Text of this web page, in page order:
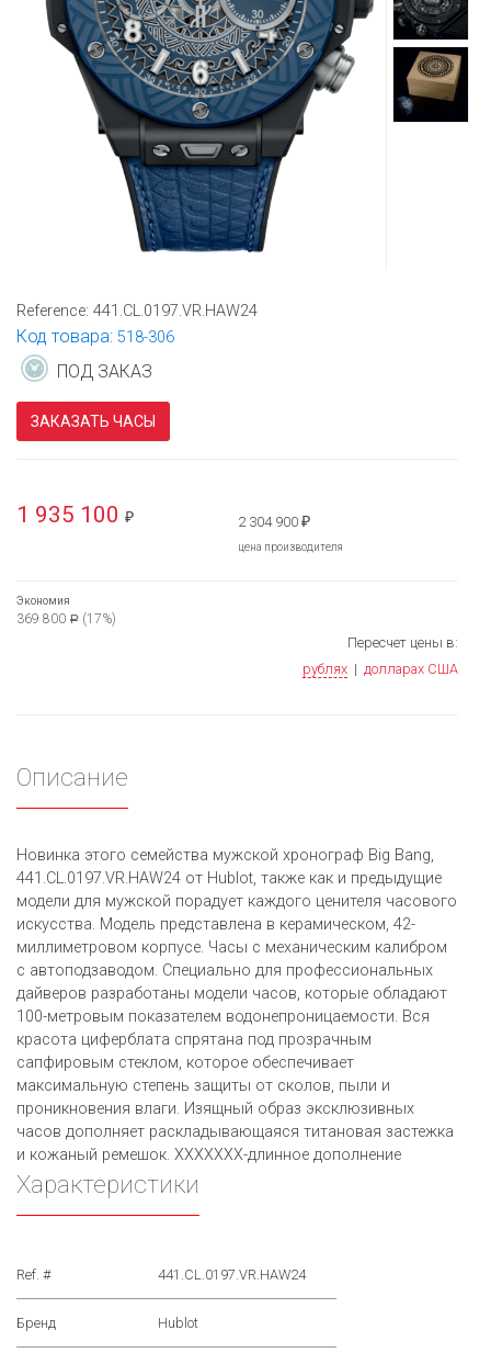
Reference: 441.CL.0197.VR.HAW24
Код товара: 518-306
ПОД ЗАКАЗ
ЗАКАЗАТЬ ЧАСЫ
1 935 100 ₽ 2 304 900 ₽
цена производителя
Экономия
369 800 Р (17%)
Пересчет цены в:
рублях | долларах США
Описание
Новинка этого семейства мужской хронограф Big Bang,
441.CL.0197.VR.HAW24 от Hublot, также как и предыдущие
модели для мужской порадует каждого ценителя часового
искусства. Модель представлена в керамическом, 42-
миллиметровом корпусе. Часы с механическим калибром
с автоподзаводом. Специально для профессиональных
дайверов разработаны модели часов, которые обладают
100-метровым показателем водонепроницаемости. Вся
красота циферблата спрятана под прозрачным
сапфировым стеклом, которое обеспечивает
максимальную степень защиты от сколов, пыли и
проникновения влаги. Изящный образ эксклюзивных
часов дополняет раскладывающаяся титановая застежка
и кожаный ремешок. XXXXXXX-длинное дополнение
Характеристики
Ref. # 441.CL.0197.VR.HAW24
Бренд Hublot